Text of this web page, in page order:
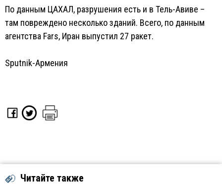
По данным ЦАХАЛ, разрушения есть и в Тель-Авиве –
там повреждено несколько зданий. Всего, по данным
агентства Fars, Иран выпустил 27 ракет.
Sputnik-Армения
Читайте также